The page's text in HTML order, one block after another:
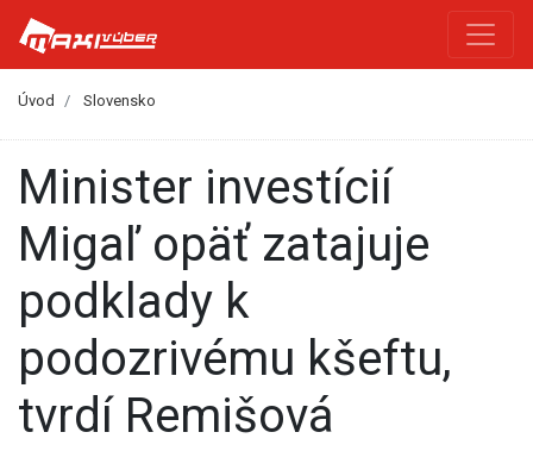
Úvod Slovensko
Minister investícií
Migaľ opäť zatajuje
podklady k
podozrivému kšeftu,
tvrdí Remišová